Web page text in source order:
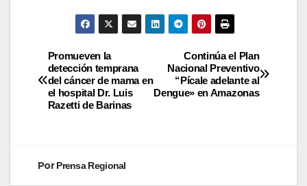
Continúa el Plan
Nacional Preventivo
“Pícale adelante al
Dengue» en Amazonas
Promueven la
detección temprana
del cáncer de mama en
el hospital Dr. Luis
Razetti de Barinas
PorPrensa Regional